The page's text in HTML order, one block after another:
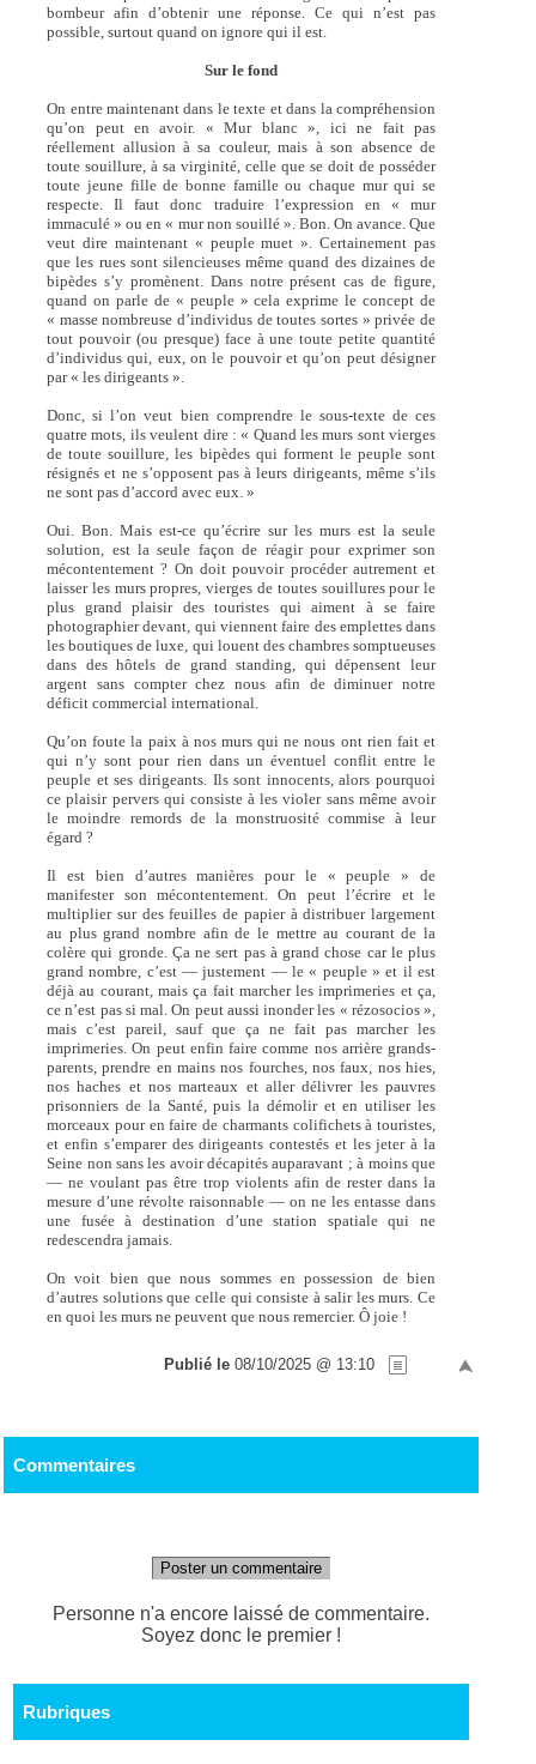
bombeur afin d’obtenir une réponse. Ce qui n’est pas
possible, surtout quand on ignore qui il est.
Sur le fond
On entre maintenant dans le texte et dans la compréhension
qu’on peut en avoir. « Mur blanc », ici ne fait pas
réellement allusion à sa couleur, mais à son absence de
toute souillure, à sa virginité, celle que se doit de posséder
toute jeune fille de bonne famille ou chaque mur qui se
respecte. Il faut donc traduire l’expression en « mur
immaculé » ou en « mur non souillé ». Bon. On avance. Que
veut dire maintenant « peuple muet ». Certainement pas
que les rues sont silencieuses même quand des dizaines de
bipèdes s’y promènent. Dans notre présent cas de figure,
quand on parle de « peuple » cela exprime le concept de
« masse nombreuse d’individus de toutes sortes » privée de
tout pouvoir (ou presque) face à une toute petite quantité
d’individus qui, eux, on le pouvoir et qu’on peut désigner
par « les dirigeants ».
Donc, si l’on veut bien comprendre le sous-texte de ces
quatre mots, ils veulent dire : « Quand les murs sont vierges
de toute souillure, les bipèdes qui forment le peuple sont
résignés et ne s’opposent pas à leurs dirigeants, même s’ils
ne sont pas d’accord avec eux. »
Oui. Bon. Mais est-ce qu’écrire sur les murs est la seule
solution, est la seule façon de réagir pour exprimer son
mécontentement ? On doit pouvoir procéder autrement et
laisser les murs propres, vierges de toutes souillures pour le
plus grand plaisir des touristes qui aiment à se faire
photographier devant, qui viennent faire des emplettes dans
les boutiques de luxe, qui louent des chambres somptueuses
dans des hôtels de grand standing, qui dépensent leur
argent sans compter chez nous afin de diminuer notre
déficit commercial international.
Qu’on foute la paix à nos murs qui ne nous ont rien fait et
qui n’y sont pour rien dans un éventuel conflit entre le
peuple et ses dirigeants. Ils sont innocents, alors pourquoi
ce plaisir pervers qui consiste à les violer sans même avoir
le moindre remords de la monstruosité commise à leur
égard ?
Il est bien d’autres manières pour le « peuple » de
manifester son mécontentement. On peut l’écrire et le
multiplier sur des feuilles de papier à distribuer largement
au plus grand nombre afin de le mettre au courant de la
colère qui gronde. Ça ne sert pas à grand chose car le plus
grand nombre, c’est — justement — le « peuple » et il est
déjà au courant, mais ça fait marcher les imprimeries et ça,
ce n’est pas si mal. On peut aussi inonder les « rézosocios »,
mais c’est pareil, sauf que ça ne fait pas marcher les
imprimeries. On peut enfin faire comme nos arrière grands-
parents, prendre en mains nos fourches, nos faux, nos hies,
nos haches et nos marteaux et aller délivrer les pauvres
prisonniers de la Santé, puis la démolir et en utiliser les
morceaux pour en faire de charmants colifichets à touristes,
et enfin s’emparer des dirigeants contestés et les jeter à la
Seine non sans les avoir décapités auparavant ; à moins que
— ne voulant pas être trop violents afin de rester dans la
mesure d’une révolte raisonnable — on ne les entasse dans
une fusée à destination d’une station spatiale qui ne
redescendra jamais.
On voit bien que nous sommes en possession de bien
d’autres solutions que celle qui consiste à salir les murs. Ce
en quoi les murs ne peuvent que nous remercier. Ô joie !
Publié le 08/10/2025 @ 13:10
Commentaires
Poster un commentaire
Personne n'a encore laissé de commentaire.
Soyez donc le premier !
Rubriques